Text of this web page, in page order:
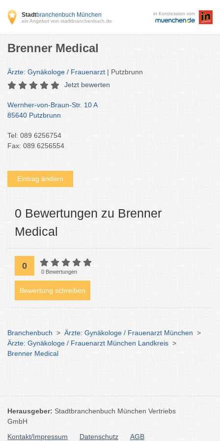
Stadtbranchenbuch München
ein Angebot von stadtbranchenbuch.de
in Konzession von
Brenner Medical
Ärzte: Gynäkologe / Frauenarzt | Putzbrunn
Jetzt bewerten
Wernher-von-Braun-Str. 10 A
85640 Putzbrunn
Tel: 089 6256754
Fax: 089 6256554
Eintrag ändern
0 Bewertungen zu Brenner
Medical
0
0 Bewertungen
Bewertung schreiben
Branchenbuch > Ärzte: Gynäkologe / Frauenarzt München >
Ärzte: Gynäkologe / Frauenarzt München Landkreis >
Brenner Medical
Herausgeber: Stadtbranchenbuch München Vertriebs
GmbH
Kontakt/Impressum
Datenschutz AGB